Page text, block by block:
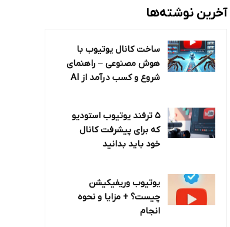
آخرین نوشته‌ها
ساخت کانال یوتیوب با
هوش مصنوعی – راهنمای
شروع و کسب درآمد از AI
۵ ترفند یوتیوب استودیو
که برای پیشرفت کانال
خود باید بدانید
یوتیوب وریفیکیشن
چیست؟ + مزایا و نحوه
انجام